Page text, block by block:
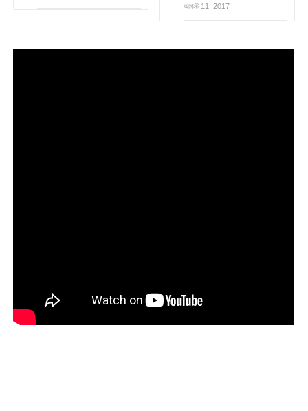
আগস্ট 11, 2017